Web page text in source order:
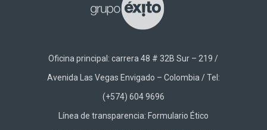
Oficina principal: carrera 48 # 32B Sur – 219 /
Avenida Las Vegas Envigado – Colombia / Tel:
(+574) 604 9696
Línea de transparencia: Formulario Ético